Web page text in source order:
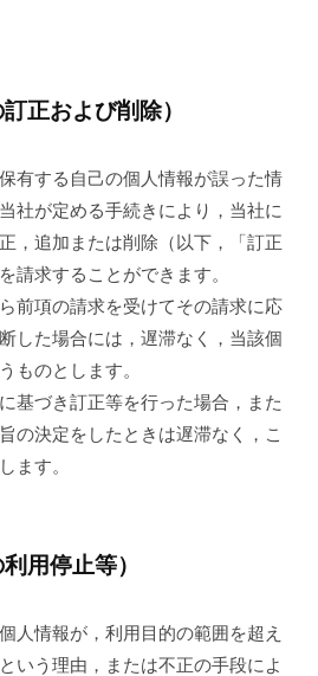
正および削除）
有する自己の個人情報が誤った情
社が定める手続きにより，当社に
，追加または削除（以下，「訂正
請求することができます。
前項の請求を受けてその請求に応
した場合には，遅滞なく，当該個
ものとします。
基づき訂正等を行った場合，また
の決定をしたときは遅滞なく，こ
ます。
用停止等）
人情報が，利用目的の範囲を超え
いう理由，または不正の手段によ